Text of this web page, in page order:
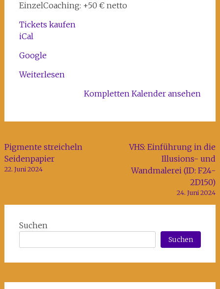
EinzelCoaching: +50 € netto
Tickets kaufen
iCal
Google
Weiterlesen
Kompletten Kalender ansehen
Beitragsnavigation
Pigmente streicheln
Seidenpapier
22. Juni 2024
VHS: Einführung in die
Illusions- und
Wandmalerei (ID: F24-
2D150)
24. Juni 2024
Suchen
Suchen